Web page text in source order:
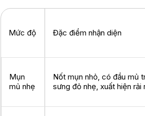
Mức độ Đặc điểm nhận diện
Mụn
mủ nhẹ
Nốt mụn nhỏ, có đầu mủ
sưng đỏ nhẹ, xuất hiện rải